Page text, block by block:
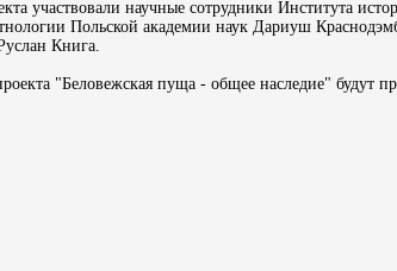
участвовали научные сотрудники Института
Польской академии наук Дариуш
Книга.
"Беловежская пуща - общее наследие" будут